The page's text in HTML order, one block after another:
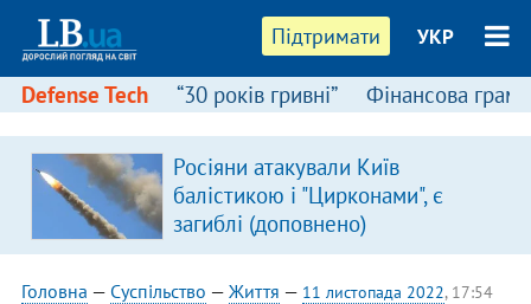
Підтримати УКР
Defense Tech “30 років гривні” Фінансова
Росіяни атакували Київ
балістикою і "Цирконами", є
загиблі (доповнено)
Головна — Суспільство — Життя — 11 листопада 2022, 17:54